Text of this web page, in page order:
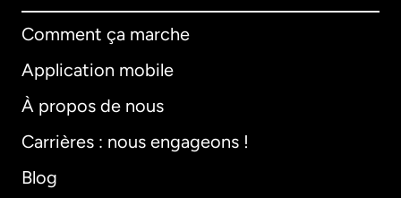
Comment ça marche
Application mobile
À propos de nous
Carrières : nous engageons !
Blog